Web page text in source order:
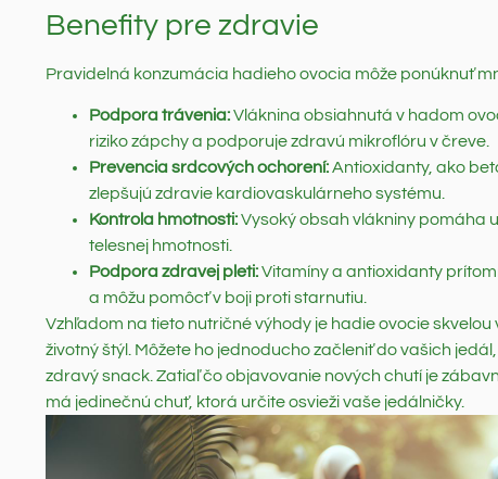
Benefity pre zdravie
Pravidelná konzumácia hadieho ovocia môže ponúknuť
Podpora trávenia:Vláknina obsiahnutá v hadom
riziko zápchy a podporuje zdravú mikroflóru v čreve.
Prevencia srdcových ochorení:Antioxidanty, ako
zlepšujú zdravie kardiovaskulárneho systému.
Kontrola hmotnosti:Vysoký obsah vlákniny pomáha
telesnej hmotnosti.
Podpora zdravej pleti:Vitamíny a antioxidanty
a môžu pomôcť v boji proti starnutiu.
Vzhľadom na tieto nutričné výhody je hadie ovocie
životný štýl. Môžete ho jednoducho začleniť do vašich
zdravý snack. Zatiaľ čo objavovanie nových chutí je
má jedinečnú chuť, ktorá určite osvieži vaše jedálničky.